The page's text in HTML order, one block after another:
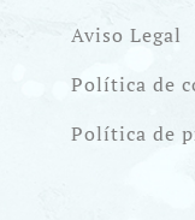
Aviso Legal
Política de
Política de